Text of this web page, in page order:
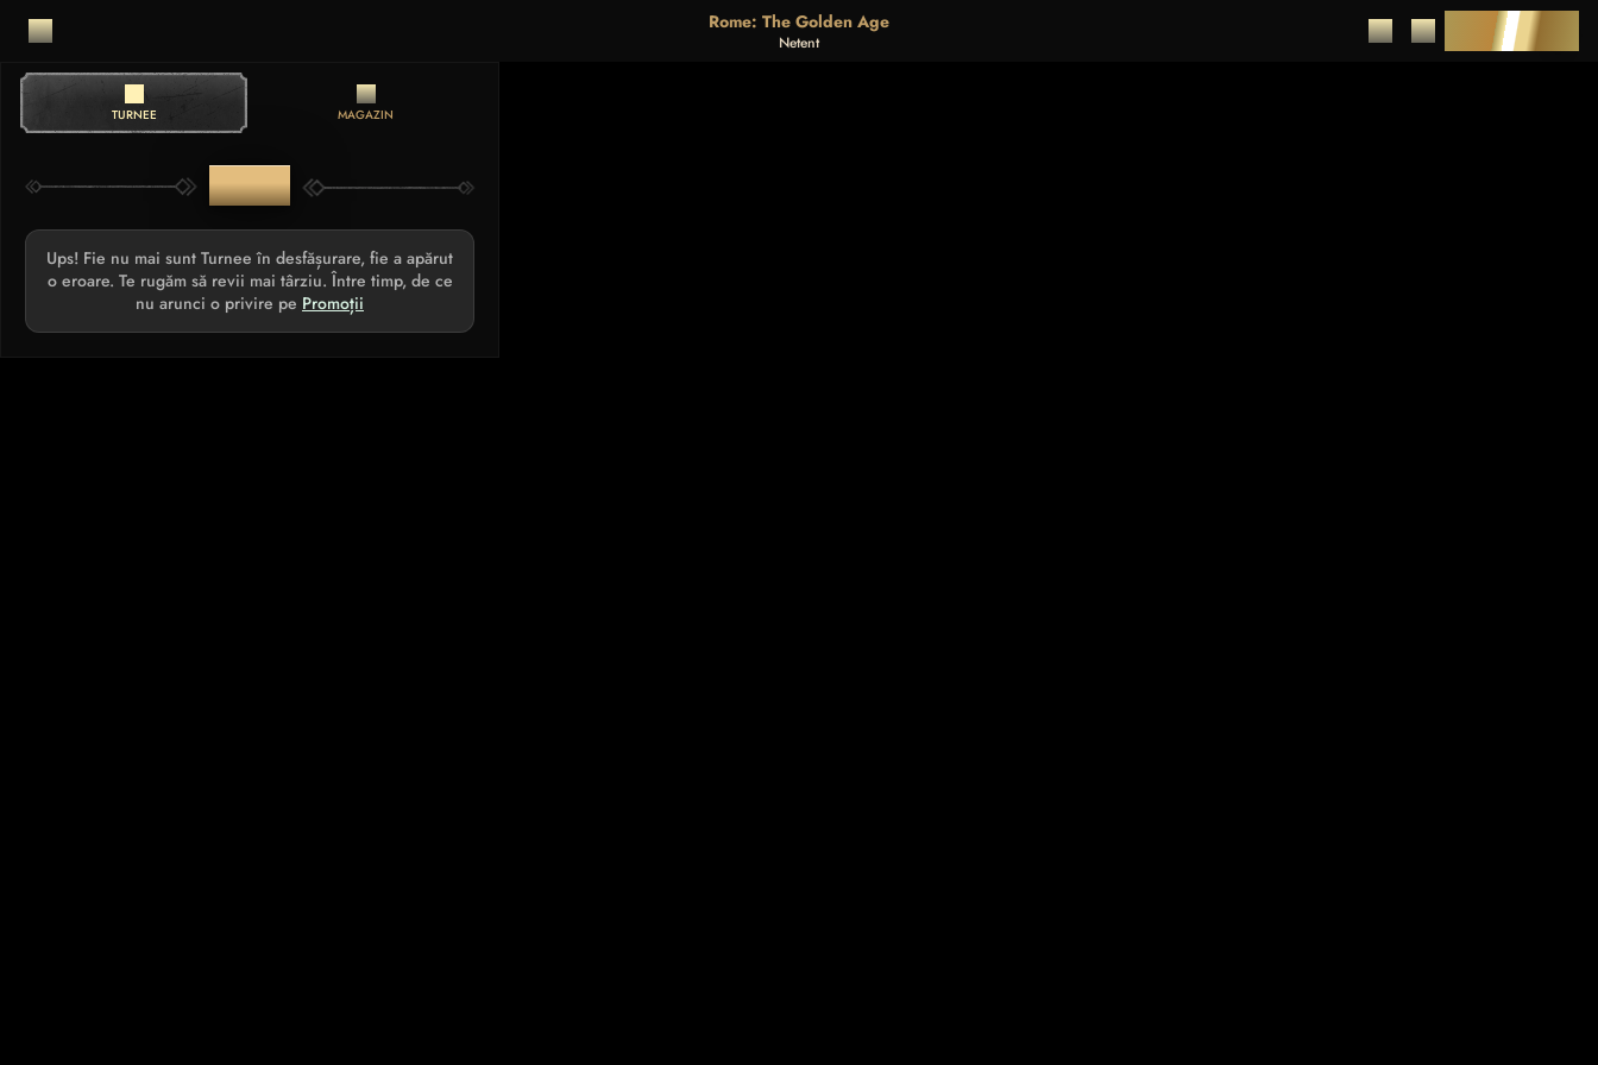
Rome: The Golden Age
Netent DEPUNERE
TURNEE MAGAZIN
TURNEE
Ups! Fie nu mai sunt Turnee în desfășurare, fie a apărut
o eroare. Te rugăm să revii mai târziu. Între timp, de ce
nu arunci o privire pe Promoții